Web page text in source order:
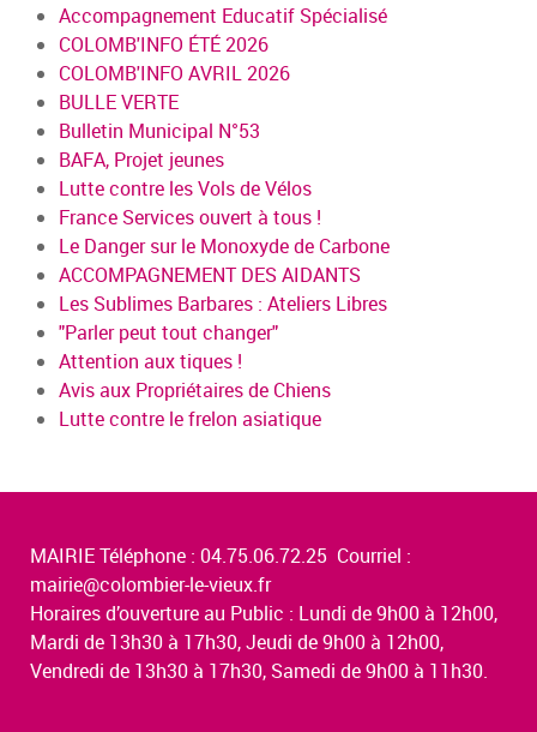
Accompagnement Educatif Spécialisé
COLOMB'INFO ÉTÉ 2026
COLOMB'INFO AVRIL 2026
BULLE VERTE
Bulletin Municipal N°53
BAFA, Projet jeunes
Lutte contre les Vols de Vélos
France Services ouvert à tous !
Le Danger sur le Monoxyde de Carbone
ACCOMPAGNEMENT DES AIDANTS
Les Sublimes Barbares : Ateliers Libres
"Parler peut tout changer"
Attention aux tiques !
Avis aux Propriétaires de Chiens
Lutte contre le frelon asiatique
MAIRIE Téléphone : 04.75.06.72.25 Courriel :
mairie@colombier-le-vieux.fr
Horaires d’ouverture au Public : Lundi de 9h00 à 12h00,
Mardi de 13h30 à 17h30, Jeudi de 9h00 à 12h00,
Vendredi de 13h30 à 17h30, Samedi de 9h00 à 11h30.